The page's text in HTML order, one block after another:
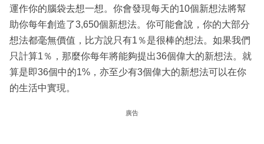
運作你的腦袋去想一想。你會發現每天的10個新想法將幫
助你每年創造了3,650個新想法。你可能會說，你的大部分
想法都毫無價值，比方說只有1％是很棒的想法。如果我們
只計算1％，那麼你每年將能夠提出36個偉大的新想法。就
算是即36個中的1%，亦至少有3個偉大的新想法可以在你
的生活中實現。
廣告